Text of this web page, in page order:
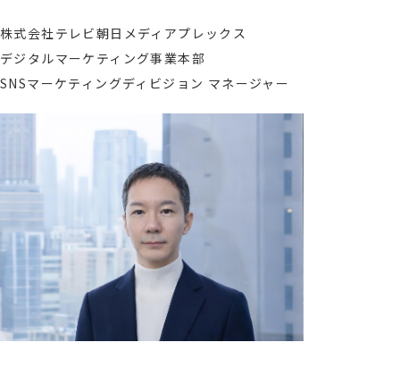
株式会社テレビ朝日メディアプレックス
デジタルマーケティング事業本部
SNSマーケティングディビジョン マネージャー